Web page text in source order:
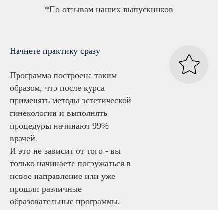
*По отзывам наших выпускников
Начнете практику сразу
Программа построена таким
образом, что после курса
применять методы эстетической
гинекологии и выполнять
процедуры начинают 99%
врачей.
И это не зависит от того - вы
только начинаете погружаться в
новое направление или уже
прошли различные
образовательные программы.